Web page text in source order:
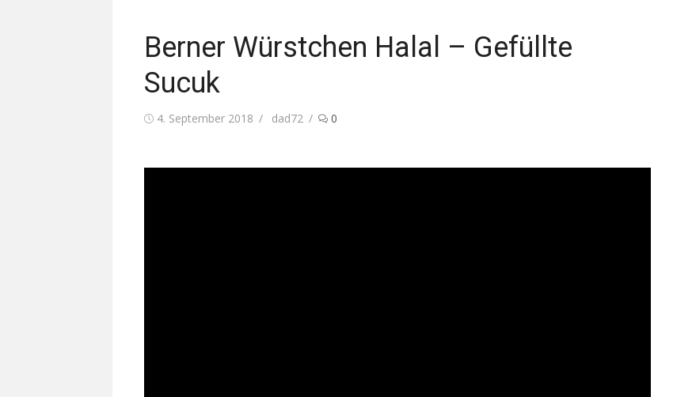
Berner Würstchen Halal – Gefüllte
Sucuk
Posted
4. September 2018 Author
dad72 0